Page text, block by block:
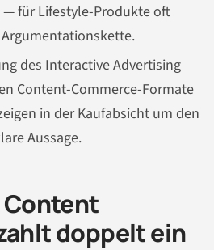
— für Lifestyle-Produkte oft
des Interactive Advertising
Content-Commerce-Formate
in der Kaufabsicht um den
Aussage.
Content
doppelt ein